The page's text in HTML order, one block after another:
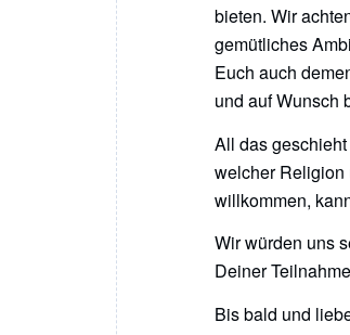
bieten. Wir
gemütliches
Euch auch
und auf Wunsch
All das
welcher Religion
willkommen,
Wir würden uns
Deiner
Bis bald und